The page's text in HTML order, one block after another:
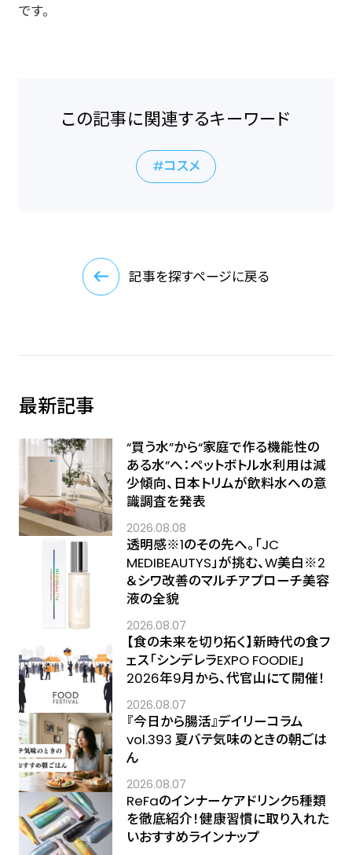
です。
この記事に関連するキーワード
コスメ
記事を探すページに戻る
最新記事
“買う水”から“家庭で作る機能性の
ある水”へ：ペットボトル水利用は減
少傾向、日本トリムが飲料水への意
識調査を発表
2026.08.08
透明感※1のその先へ――。「JC
MEDIBEAUTYS」が挑む、W美白※2
＆シワ改善のマルチアプローチ美容
液の全貌
2026.08.07
【食の未来を切り拓く】新時代の食フ
ェス「シンデレラEXPO FOODIE」
2026年9月から、代官山にて開催！
2026.08.07
『今日から腸活』デイリーコラム
vol.393 夏バテ気味のときの朝ごは
ん
2026.08.07
ReFaのインナーケアドリンク5種類
を徹底紹介！健康習慣に取り入れた
いおすすめラインナップ